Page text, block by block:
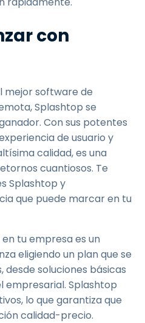
con
mejor software de
Splashtop se
Con sus potentes
de usuario y
calidad, es una
cuantiosos. Te
Splashtop y
que puede marcar en tu
tu empresa es un
eligiendo un plan que se
desde soluciones básicas
empresarial. Splashtop
lo que garantiza que
calidad-precio.